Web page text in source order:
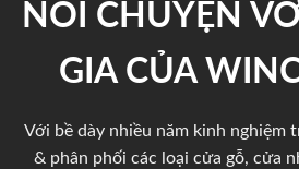
NÓI CHUYỆN
GIA CỦA
Với bề dày nhiều năm kinh nghiệm
& phân phối các loại cửa gỗ, cửa